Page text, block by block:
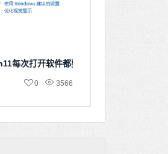
每次打开软件都要确认
3566
0